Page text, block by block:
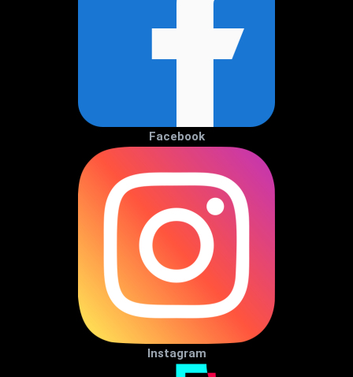
Facebook
Instagram